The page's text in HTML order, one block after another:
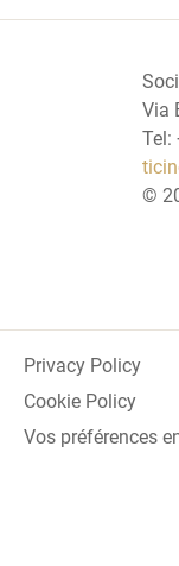
Via
Tel:
©
Privacy Policy
Cookie Policy
Vos préférences